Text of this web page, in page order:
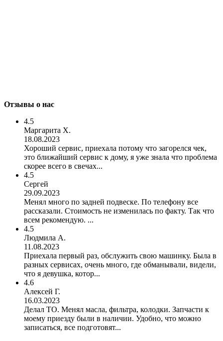
Отзывы о нас
4.5
Маргарита Х.
18.08.2023
Хороший сервис, приехала потому что загорелся чек,
это ближайший сервис к дому, я уже знала что проблема
скорее всего в свечах...
4.5
Сергей
29.09.2023
Менял много по задней подвеске. По телефону все
рассказали. Стоимость не изменилась по факту. Так что
всем рекомендую. ...
4.5
Людмила А.
11.08.2023
Приехала первый раз, обслужить свою машинку. Была в
разных сервисах, очень много, где обманывали, видели,
что я девушка, котор...
4.6
Алексей Г.
16.03.2023
Делал ТО. Менял масла, фильтра, колодки. Запчасти к
моему приезду были в наличии. Удобно, что можно
записаться, все подготовят...